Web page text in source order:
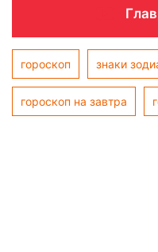
гороскоп знаки
гороскоп на завтра